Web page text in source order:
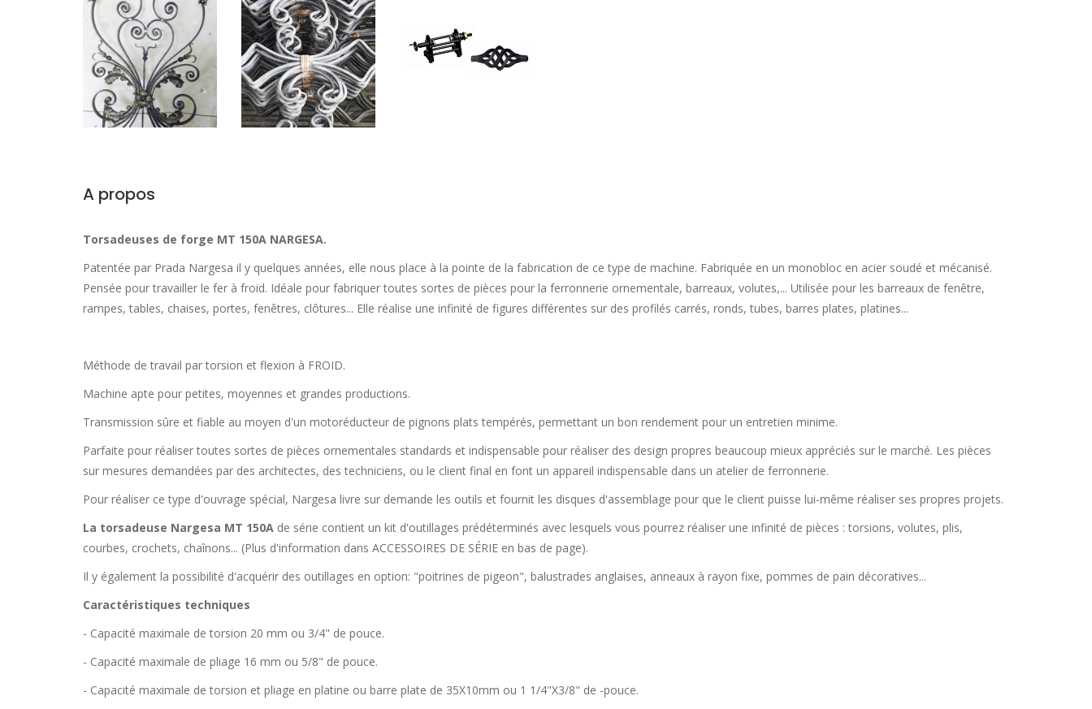
A propos
Torsadeuses de forge MT 150A NARGESA.
Patentée par Prada Nargesa il y quelques années, elle nous place à la pointe de la fabrication de ce type de machine. Fabriquée en un monobloc en acier soudé et mécanisé.
Pensée pour travailler le fer à froid. Idéale pour fabriquer toutes sortes de pièces pour la ferronnerie ornementale, barreaux, volutes,... Utilisée pour les barreaux de fenêtre,
rampes, tables, chaises, portes, fenêtres, clôtures... Elle réalise une infinité de figures différentes sur des profilés carrés, ronds, tubes, barres plates, platines...
Méthode de travail par torsion et flexion à FROID.
Machine apte pour petites, moyennes et grandes productions.
Transmission sûre et fiable au moyen d'un motoréducteur de pignons plats tempérés, permettant un bon rendement pour un entretien minime.
Parfaite pour réaliser toutes sortes de pièces ornementales standards et indispensable pour réaliser des design propres beaucoup mieux appréciés sur le marché. Les pièces
sur mesures demandées par des architectes, des techniciens, ou le client final en font un appareil indispensable dans un atelier de ferronnerie.
Pour réaliser ce type d'ouvrage spécial, Nargesa livre sur demande les outils et fournit les disques d'assemblage pour que le client puisse lui-même réaliser ses propres projets.
La torsadeuse Nargesa MT 150A de série contient un kit d'outillages prédéterminés avec lesquels vous pourrez réaliser une infinité de pièces : torsions, volutes, plis,
courbes, crochets, chaînons... (Plus d'information dans ACCESSOIRES DE SÉRIE en bas de page).
Il y également la possibilité d'acquérir des outillages en option: "poitrines de pigeon", balustrades anglaises, anneaux à rayon fixe, pommes de pain décoratives...
Caractéristiques techniques
- Capacité maximale de torsion 20 mm ou 3/4" de pouce.
- Capacité maximale de pliage 16 mm ou 5/8" de pouce.
- Capacité maximale de torsion et pliage en platine ou barre plate de 35X10mm ou 1 1/4"X3/8" de -pouce.